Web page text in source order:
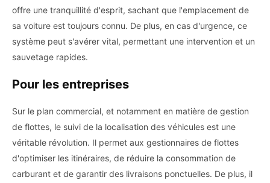
offre une tranquillité d'esprit, sachant que l'emplacement de
sa voiture est toujours connu. De plus, en cas d'urgence, ce
système peut s'avérer vital, permettant une intervention et un
sauvetage rapides.
Pour les entreprises
Sur le plan commercial, et notamment en matière de gestion
de flottes, le suivi de la localisation des véhicules est une
véritable révolution. Il permet aux gestionnaires de flottes
d'optimiser les itinéraires, de réduire la consommation de
carburant et de garantir des livraisons ponctuelles. De plus, il